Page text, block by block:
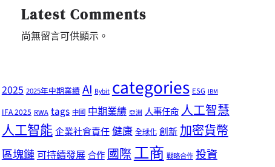
Latest Comments
尚無留言可供顯示。
2025 2025年中期業績 AI Bybit categories ESG IBM
IFA 2025 RWA tags 中國 中期業績 亞洲 人事任命人工智慧
人工智能企業社會責任健康 全球化 創新 加密貨幣
區塊鏈可持續發展合作國際工商 戰略合作 投資